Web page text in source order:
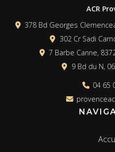
ACR
378 Bd Georges
302 Cr Sadi
7 Barbe Canne,
9 Bd du N,
04 65